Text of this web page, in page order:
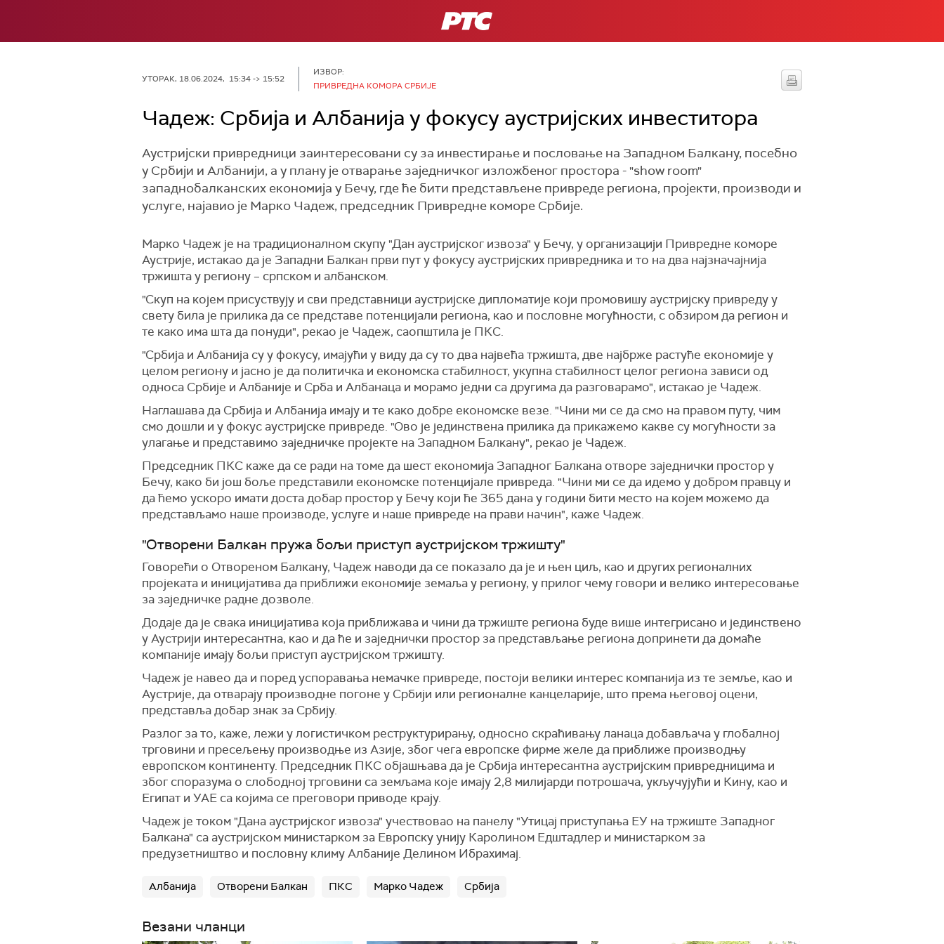
РТС
УТОРАК, 18.06.2024, 15:34 -> 15:52
ИЗВОР:
ПРИВРЕДНА КОМОРА СРБИЈЕ
Чадеж: Србија и Албанија у фокусу аустријских инвеститора
Аустријски привредници заинтересовани су за инвестирање и пословање на Западном Балкану, посебно
у Србији и Албанији, а у плану је отварање заједничког изложбеног простора - "show room"
западнобалканских економија у Бечу, где ће бити представљене привреде региона, пројекти, производи и
услуге, најавио је Марко Чадеж, председник Привредне коморе Србије.
Марко Чадеж је на традиционалном скупу "Дан аустријског извоза" у Бечу, у организацији Привредне коморе
Аустрије, истакао да је Западни Балкан први пут у фокусу аустријских привредника и то на два најзначајнија
тржишта у региону – српском и албанском.
"Скуп на којем присуствују и сви представници аустријске дипломатије који промовишу аустријску привреду у
свету била је прилика да се представе потенцијали региона, као и пословне могућности, с обзиром да регион и
те како има шта да понуди", рекао је Чадеж, саопштила је ПКС.
"Србија и Албанија су у фокусу, имајући у виду да су то два највећа тржишта, две најбрже растуће економије у
целом региону и јасно је да политичка и економска стабилност, укупна стабилност целог региона зависи од
односа Србије и Албаније и Срба и Албанаца и морамо једни са другима да разговарамо", истакао је Чадеж.
Наглашава да Србија и Албанија имају и те како добре економске везе. "Чини ми се да смо на правом путу, чим
смо дошли и у фокус аустријске привреде. "Ово је јединствена прилика да прикажемо какве су могућности за
улагање и представимо заједничке пројекте на Западном Балкану", рекао је Чадеж.
Председник ПКС каже да се ради на томе да шест економија Западног Балкана отворе заједнички простор у
Бечу, како би још боље представили економске потенцијале привреда. "Чини ми се да идемо у добром правцу и
да ћемо ускоро имати доста добар простор у Бечу који ће 365 дана у години бити место на којем можемо да
представљамо наше производе, услуге и наше привреде на прави начин", каже Чадеж.
"Отворени Балкан пружа бољи приступ аустријском тржишту"
Говорећи о Отвореном Балкану, Чадеж наводи да се показало да је и њен циљ, као и других регионалних
пројеката и иницијатива да приближи економије земаља у региону, у прилог чему говори и велико интересовање
за заједничке радне дозволе.
Додаје да је свака иницијатива која приближава и чини да тржиште региона буде више интегрисано и јединствено
у Аустрији интересантна, као и да ће и заједнички простор за представљање региона допринети да домаће
компаније имају бољи приступ аустријском тржишту.
Чадеж је навео да и поред успоравања немачке привреде, постоји велики интерес компанија из те земље, као и
Аустрије, да отварају производне погоне у Србији или регионалне канцеларије, што према његовој оцени,
представља добар знак за Србију.
Разлог за то, каже, лежи у логистичком реструктурирању, односно скраћивању ланаца добављача у глобалној
трговини и пресељењу производње из Азије, због чега европске фирме желе да приближе производњу
европском континенту. Председник ПКС објашњава да је Србија интересантна аустријским привредницима и
због споразума о слободној трговини са земљама које имају 2,8 милијарди потрошача, укључујући и Кину, као и
Египат и УАЕ са којима се преговори приводе крају.
Чадеж је током "Дана аустријског извоза" учествовао на панелу "Утицај приступања ЕУ на тржиште Западног
Балкана" са аустријском министарком за Европску унију Каролином Едштадлер и министарком за
предузетништво и пословну климу Албаније Делином Ибрахимај.
Албанија Отворени Балкан ПКС Марко Чадеж Србија
Везани чланци